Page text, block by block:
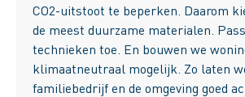
CO2-uitstoot te beperken. Daarom
de meest duurzame materialen.
technieken toe. En bouwen we
klimaatneutraal mogelijk. Zo laten
familiebedrijf en de omgeving goed